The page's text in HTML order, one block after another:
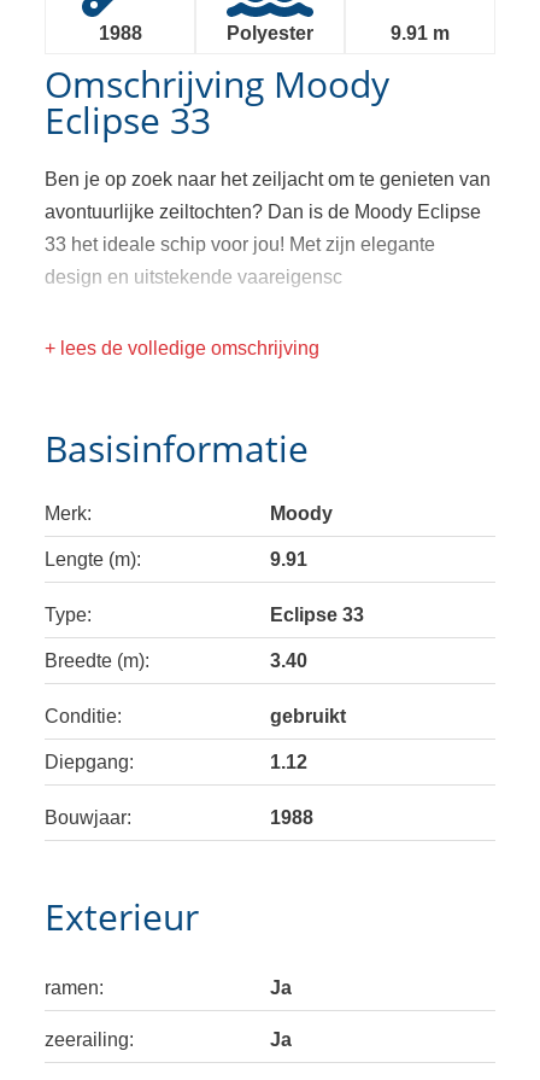
1988 Polyester 9.91 m
Omschrijving Moody
Eclipse 33
Ben je op zoek naar het zeiljacht om te genieten van
avontuurlijke zeiltochten? Dan is de Moody Eclipse
33 het ideale schip voor jou! Met zijn elegante
design en uitstekende vaareigensc
+ lees de volledige omschrijving
Basisinformatie
Merk: Moody
Lengte (m): 9.91
Type: Eclipse 33
Breedte (m): 3.40
Conditie: gebruikt
Diepgang: 1.12
Bouwjaar: 1988
Exterieur
ramen: Ja
zeerailing: Ja